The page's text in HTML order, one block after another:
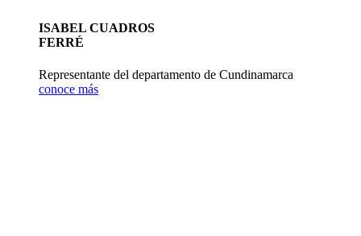
ISABEL CUADROS
FERRÉ
Representante del departamento de Cundinamarca
conoce más